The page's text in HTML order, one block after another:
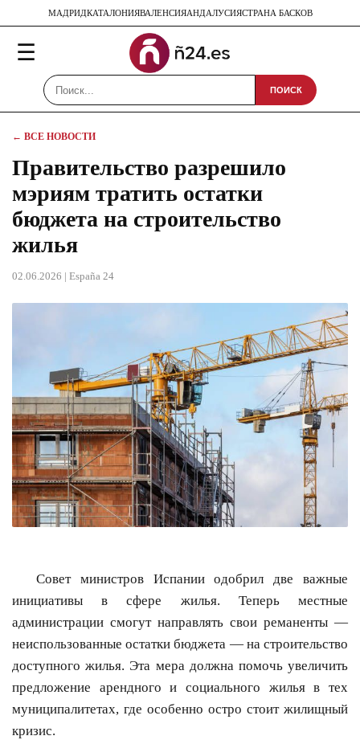
МАДРИДКАТАЛОНИЯВАЛЕНСИЯАНДАЛУСИЯСТРАНА БАСКОВ
☰
ПОИСК
← ВСЕ НОВОСТИ
Правительство разрешило
мэриям тратить остатки
бюджета на строительство
жилья
02.06.2026 | España 24
Совет министров Испании одобрил две важные
инициативы в сфере жилья. Теперь местные
администрации смогут направлять свои реманенты —
неиспользованные остатки бюджета — на строительство
доступного жилья. Эта мера должна помочь увеличить
предложение арендного и социального жилья в тех
муниципалитетах, где особенно остро стоит жилищный
кризис.